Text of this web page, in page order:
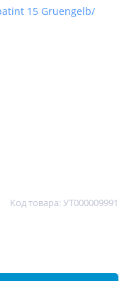
Код товара: УТ000009991